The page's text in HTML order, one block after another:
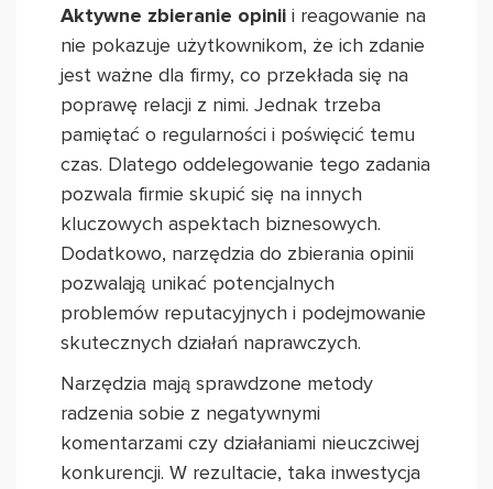
Aktywne zbieranie opinii i reagowanie na
nie pokazuje użytkownikom, że ich zdanie
jest ważne dla firmy, co przekłada się na
poprawę relacji z nimi. Jednak trzeba
pamiętać o regularności i poświęcić temu
czas. Dlatego oddelegowanie tego zadania
pozwala firmie skupić się na innych
kluczowych aspektach biznesowych.
Dodatkowo, narzędzia do zbierania opinii
pozwalają unikać potencjalnych
problemów reputacyjnych i podejmowanie
skutecznych działań naprawczych.
Narzędzia mają sprawdzone metody
radzenia sobie z negatywnymi
komentarzami czy działaniami nieuczciwej
konkurencji. W rezultacie, taka inwestycja